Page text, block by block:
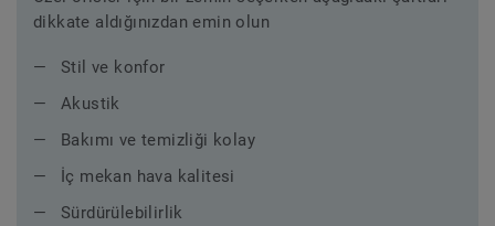
dikkate aldığınızdan emin olun
Stil ve konfor
Akustik
Bakımı ve temizliği kolay
İç mekan hava kalitesi
Sürdürülebilirlik